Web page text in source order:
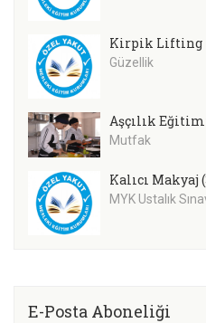
Kirpik Lifting
Güzellik
Aşçılık
Mutfak
Kalıcı Makyaj
MYK Ustalık
E-Posta Aboneliği